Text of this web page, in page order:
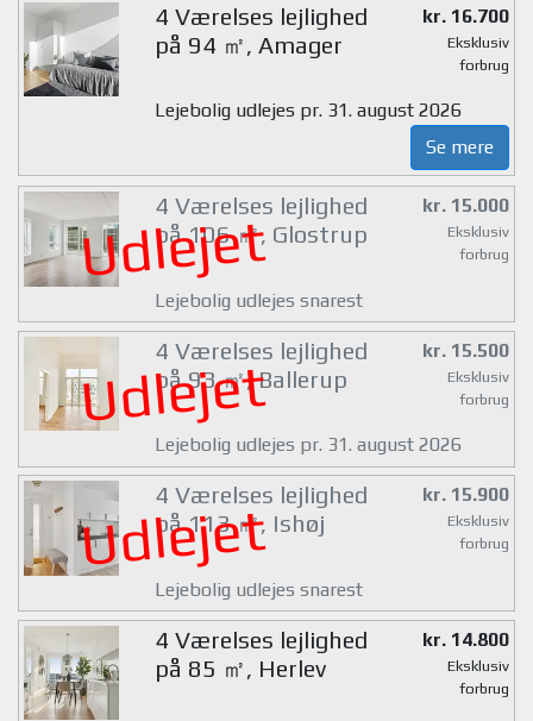
4 Værelses lejlighed
på 94 ㎡, Amager
kr. 16.700
Eksklusiv
forbrug
Lejebolig udlejes pr. 31. august 2026
Se mere
Udlejet
4 Værelses lejlighed
på 106 ㎡, Glostrup
kr. 15.000
Eksklusiv
forbrug
Lejebolig udlejes snarest
Udlejet
4 Værelses lejlighed
på 93 ㎡, Ballerup
kr. 15.500
Eksklusiv
forbrug
Lejebolig udlejes pr. 31. august 2026
Udlejet
4 Værelses lejlighed
på 113 ㎡, Ishøj
kr. 15.900
Eksklusiv
forbrug
Lejebolig udlejes snarest
4 Værelses lejlighed
på 85 ㎡, Herlev
kr. 14.800
Eksklusiv
forbrug